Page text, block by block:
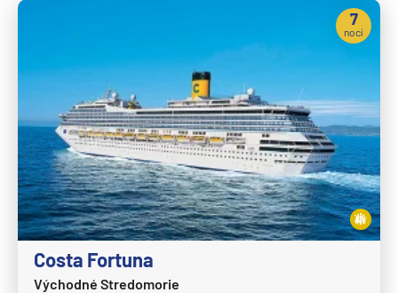
MS Nordnorge
MS Nordstjernen
MS Otto Sverdrup
MS Polarlys
MS Richard With
MS Trollfjord
MS Vesteralen
MSC Cruises
Costa Fortuna
Východné Stredomorie
7
nocí